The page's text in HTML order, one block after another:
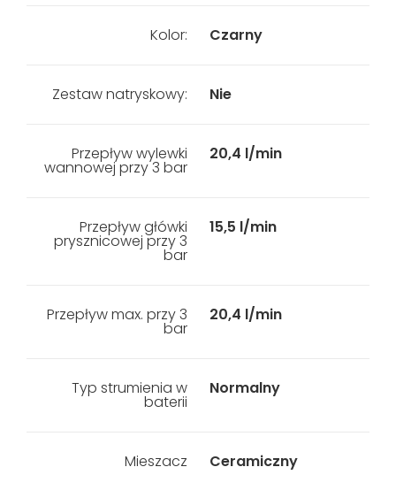
Kolor: Czarny
Zestaw natryskowy: Nie
Przepływ wylewki
wannowej przy 3 bar
20,4 l/min
Przepływ główki
prysznicowej przy 3
bar
15,5 l/min
Przepływ max. przy 3
bar
20,4 l/min
Typ strumienia w
baterii
Normalny
Mieszacz Ceramiczny